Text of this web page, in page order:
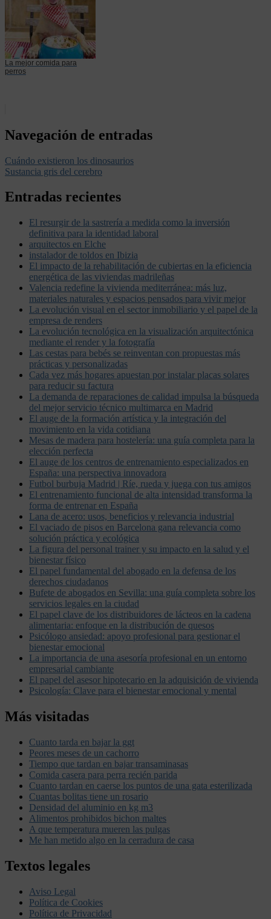
La mejor comida para
perros
Navegación de entradas
Cuándo existieron los dinosaurios
Sustancia gris del cerebro
Entradas recientes
El resurgir de la sastrería a medida como la inversión
definitiva para la identidad laboral
arquitectos en Elche
instalador de toldos en Ibizia
El impacto de la rehabilitación de cubiertas en la eficiencia
energética de las viviendas madrileñas
Valencia redefine la vivienda mediterránea: más luz,
materiales naturales y espacios pensados para vivir mejor
La evolución visual en el sector inmobiliario y el papel de la
empresa de renders
La evolución tecnológica en la visualización arquitectónica
mediante el render y la fotografía
Las cestas para bebés se reinventan con propuestas más
prácticas y personalizadas
Cada vez más hogares apuestan por instalar placas solares
para reducir su factura
La demanda de reparaciones de calidad impulsa la búsqueda
del mejor servicio técnico multimarca en Madrid
El auge de la formación artística y la integración del
movimiento en la vida cotidiana
Mesas de madera para hostelería: una guía completa para la
elección perfecta
El auge de los centros de entrenamiento especializados en
España: una perspectiva innovadora
Futbol burbuja Madrid | Ríe, rueda y juega con tus amigos
El entrenamiento funcional de alta intensidad transforma la
forma de entrenar en España
Lana de acero: usos, beneficios y relevancia industrial
El vaciado de pisos en Barcelona gana relevancia como
solución práctica y ecológica
La figura del personal trainer y su impacto en la salud y el
bienestar físico
El papel fundamental del abogado en la defensa de los
derechos ciudadanos
Bufete de abogados en Sevilla: una guía completa sobre los
servicios legales en la ciudad
El papel clave de los distribuidores de lácteos en la cadena
alimentaria: enfoque en la distribución de quesos
Psicólogo ansiedad: apoyo profesional para gestionar el
bienestar emocional
La importancia de una asesoría profesional en un entorno
empresarial cambiante
El papel del asesor hipotecario en la adquisición de vivienda
Psicología: Clave para el bienestar emocional y mental
Más visitadas
Cuanto tarda en bajar la ggt
Peores meses de un cachorro
Tiempo que tardan en bajar transaminasas
Comida casera para perra recién parida
Cuanto tardan en caerse los puntos de una gata esterilizada
Cuantas bolitas tiene un rosario
Densidad del aluminio en kg m3
Alimentos prohibidos bichon maltes
A que temperatura mueren las pulgas
Me han metido algo en la cerradura de casa
Textos legales
Aviso Legal
Política de Cookies
Política de Privacidad